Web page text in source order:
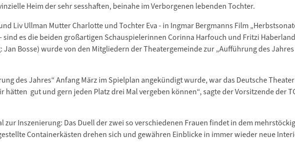
Heim der sehr sesshaften, beinahe im Verborgenen lebenden Tochter.
Liv Ullman Mutter Charlotte und Tochter Eva - in Ingmar Bergmanns Film
sind es die beiden großartigen Schauspielerinnen Corinna Harfouch und Fritzi
Jan Bosse) wurde von den Mitgliedern der Theatergemeinde zur „Aufführung des
des Jahres“ Anfang März im Spielplan angekündigt wurde, war das Deutsche
hätten gut und gern jeden Platz drei Mal vergeben können“, sagte der Vorsitzende der
zur Inszenierung: Das Duell der zwei so verschiedenen Frauen findet in dem
Containerkästen drehen sich und gewähren Einblicke in immer wieder neue